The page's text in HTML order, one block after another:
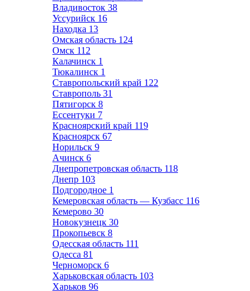
Владивосток 38
Уссурийск 16
Находка 13
Омская область 124
Омск 112
Калачинск 1
Тюкалинск 1
Ставропольский край 122
Ставрополь 31
Пятигорск 8
Ессентуки 7
Красноярский край 119
Красноярск 67
Норильск 9
Ачинск 6
Днепропетровская область 118
Днепр 103
Подгородное 1
Кемеровская область — Кузбасс 116
Кемерово 30
Новокузнецк 30
Прокопьевск 8
Одесская область 111
Одесса 81
Черноморск 6
Харьковская область 103
Харьков 96